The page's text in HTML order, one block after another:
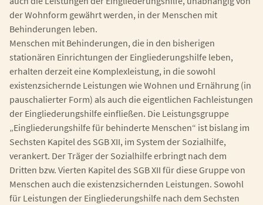
der Wohnform gewährt werden, in der Menschen mit
Behinderungen leben.
Menschen mit Behinderungen, die in den bisherigen
stationären Einrichtungen der Eingliederungshilfe leben,
erhalten derzeit eine Komplexleistung, in die sowohl
existenzsichernde Leistungen wie Wohnen und Ernährung (in
pauschalierter Form) als auch die eigentlichen Fachleistungen
der Eingliederungshilfe einfließen. Die Leistungsgruppe
„Eingliederungshilfe für behinderte Menschen“ ist bislang im
Sechsten Kapitel des SGB XII, im System der Sozialhilfe,
verankert. Der Träger der Sozialhilfe erbringt nach dem
Dritten bzw. Vierten Kapitel des SGB XII für diese Gruppe von
Menschen auch die existenzsichernden Leistungen. Sowohl
für Leistungen der Eingliederungshilfe nach dem Sechsten